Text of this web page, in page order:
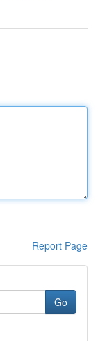
Report Page
Go